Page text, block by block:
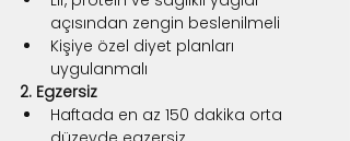
açısından zengin beslenilmeli
Kişiye özel diyet planları
uygulanmalı
2. Egzersiz
Haftada en az 150 dakika orta